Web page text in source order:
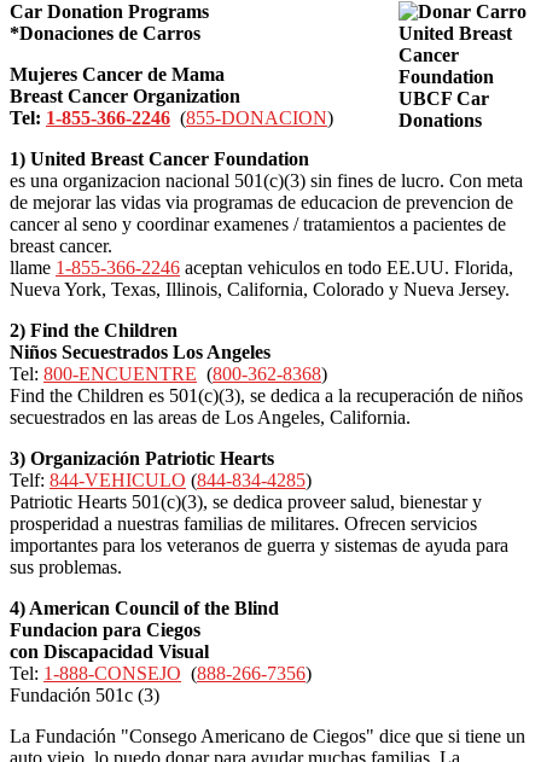
Car Donation Programs
*Donaciones de Carros
Mujeres Cancer de Mama
Breast Cancer Organization
Tel: 1-855-366-2246 (855-DONACION)
1) United Breast Cancer Foundation
es una organizacion nacional 501(c)(3) sin fines de lucro. Con meta
de mejorar las vidas via programas de educacion de prevencion de
cancer al seno y coordinar examenes / tratamientos a pacientes de
breast cancer.
llame 1-855-366-2246 aceptan vehiculos en todo EE.UU. Florida,
Nueva York, Texas, Illinois, California, Colorado y Nueva Jersey.
2) Find the Children
Niños Secuestrados Los Angeles
Tel: 800-ENCUENTRE (800-362-8368)
Find the Children es 501(c)(3), se dedica a la recuperación de niños
secuestrados en las areas de Los Angeles, California.
3) Organización Patriotic Hearts
Telf: 844-VEHICULO (844-834-4285)
Patriotic Hearts 501(c)(3), se dedica proveer salud, bienestar y
prosperidad a nuestras familias de militares. Ofrecen servicios
importantes para los veteranos de guerra y sistemas de ayuda para
sus problemas.
4) American Council of the Blind
Fundacion para Ciegos
con Discapacidad Visual
Tel: 1-888-CONSEJO (888-266-7356)
Fundación 501c (3)
La Fundación "Consego Americano de Ciegos" dice que si tiene un